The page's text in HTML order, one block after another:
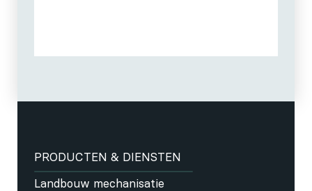
PRODUCTEN & DIENSTEN
Landbouw mechanisatie